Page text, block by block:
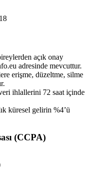
açık onay
adresinde mevcuttur.
erişme, düzeltme, silme
ihlallerini 72 saat içinde
küresel gelirin %4’ü
(CCPA)